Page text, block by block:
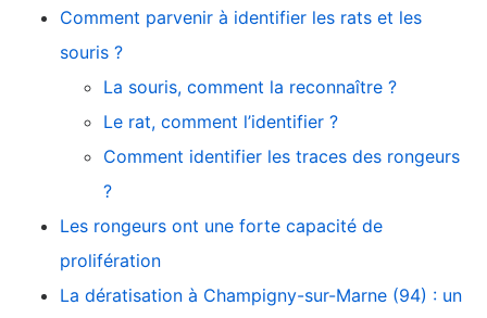
Comment parvenir à identifier les rats et les
souris ?
La souris, comment la reconnaître ?
Le rat, comment l’identifier ?
Comment identifier les traces des rongeurs
?
Les rongeurs ont une forte capacité de
prolifération
La dératisation à Champigny-sur-Marne (94) : un